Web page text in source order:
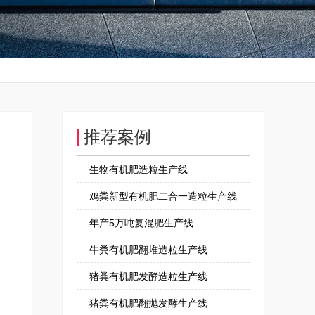
推荐案例
生物有机肥造粒生产线
鸡粪新型有机肥二合一造粒生产线
年产5万吨复混肥生产线
牛粪有机肥翻堆造粒生产线
猪粪有机肥发酵造粒生产线
猪粪有机肥翻抛发酵生产线